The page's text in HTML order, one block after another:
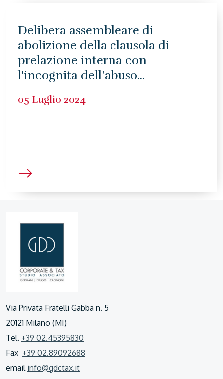
Delibera assembleare di
abolizione della clausola di
prelazione interna con
l'incognita dell’abuso...
05 Luglio 2024
Via Privata Fratelli Gabba n. 5
20121 Milano (MI)
Tel. +39 02.45395830
Fax +39 02.89092688
email info@gdctax.it